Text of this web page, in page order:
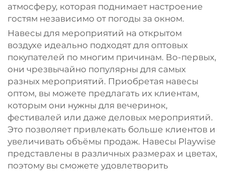
атмосферу, которая поднимает настроение
гостям независимо от погоды за окном.
Навесы для мероприятий на открытом
воздухе идеально подходят для оптовых
покупателей по многим причинам. Во-первых,
они чрезвычайно популярны для самых
разных мероприятий. Приобретая навесы
оптом, вы можете предлагать их клиентам,
которым они нужны для вечеринок,
фестивалей или даже деловых мероприятий.
Это позволяет привлекать больше клиентов и
увеличивать объёмы продаж. Навесы Playwise
представлены в различных размерах и цветах,
поэтому вы сможете удовлетворить